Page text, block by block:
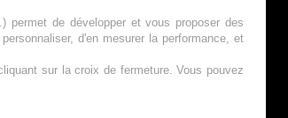
permet de développer et vous proposer des
d'en mesurer la performance, et
sur la croix de fermeture. Vous pouvez